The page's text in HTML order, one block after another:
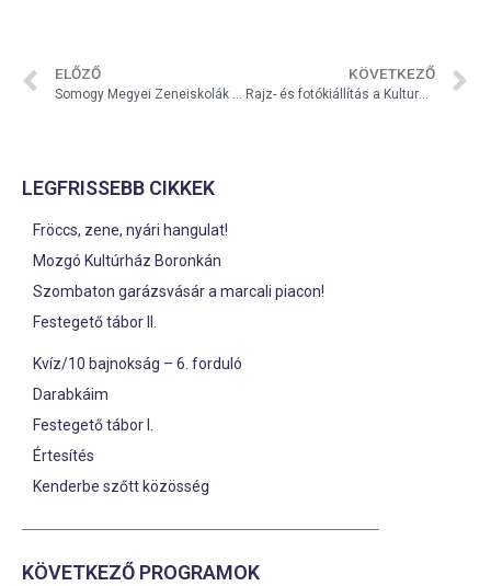
ELŐZŐ KÖVETKEZŐ
Rajz- és fotókiállítás a Kulturális Korzóban
LEGFRISSEBB CIKKEK
Fröccs, zene, nyári hangulat!
Mozgó Kultúrház Boronkán
Szombaton garázsvásár a marcali piacon!
Festegető tábor II.
Kvíz/10 bajnokság – 6. forduló
Darabkáim
Festegető tábor I.
Értesítés
Kenderbe szőtt közösség
KÖVETKEZŐ PROGRAMOK